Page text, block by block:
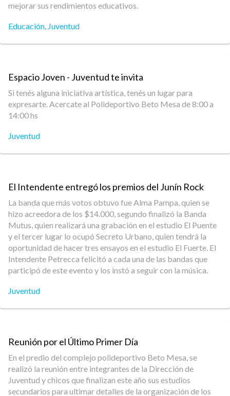
mejorar sus rendimientos educativos.
Educación, Juventud
Espacio Joven - Juventud te invita
Si tenés alguna iniciativa artística, tenés un lugar para
expresarte. Acercate al Polideportivo Beto Mesa de 8:00 a
14:00 hs
Juventud
El Intendente entregó los premios del Junín Rock
La banda que más votos obtuvo fue Alma Pampa, quien se
hizo acreedora de los $14.000, segundo finalizó la Banda
Mutus, quien realizará una grabación en el estudio El Puente
y el tercer lugar lo ocupó Secreto Urbano, quien tendrá la
oportunidad de hacer tres ensayos en el estudio El Fuerte. El
Intendente Petrecca felicitó a cada una de las bandas que
participó de este evento y los instó a seguir con la música.
Juventud
Reunión por el Último Primer Día
En el predio del complejo polideportivo Beto Mesa, se
realizó la reunión entre integrantes de la Dirección de
Juventud y chicos que finalizan este año sus estudios
secundarios para ultimar detalles de la organización de los